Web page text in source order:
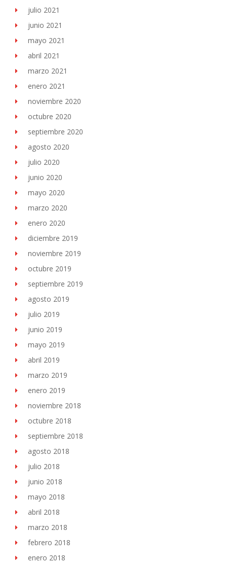
julio 2021
junio 2021
mayo 2021
abril 2021
marzo 2021
enero 2021
noviembre 2020
octubre 2020
septiembre 2020
agosto 2020
julio 2020
junio 2020
mayo 2020
marzo 2020
enero 2020
diciembre 2019
noviembre 2019
octubre 2019
septiembre 2019
agosto 2019
julio 2019
junio 2019
mayo 2019
abril 2019
marzo 2019
enero 2019
noviembre 2018
octubre 2018
septiembre 2018
agosto 2018
julio 2018
junio 2018
mayo 2018
abril 2018
marzo 2018
febrero 2018
enero 2018